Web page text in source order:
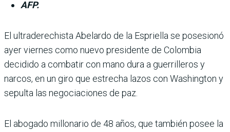
AFP.
El ultraderechista Abe­lardo de la Espriella se posesionó
ayer viernes como nuevo presi­dente de Colombia
decidido a combatir con mano dura a guerrilleros y
narcos, en un giro que estrecha lazos con Washington y
sepulta las negociaciones de paz.
El abogado millonario de 48 años, que también posee la